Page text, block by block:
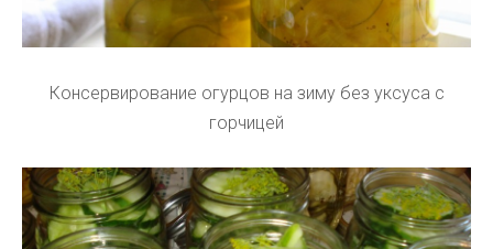
Консервирование огурцов на зиму без уксуса с
горчицей